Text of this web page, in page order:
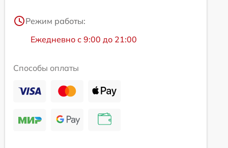
Режим работы:
Ежедневно с 9:00 до 21:00
Способы оплаты